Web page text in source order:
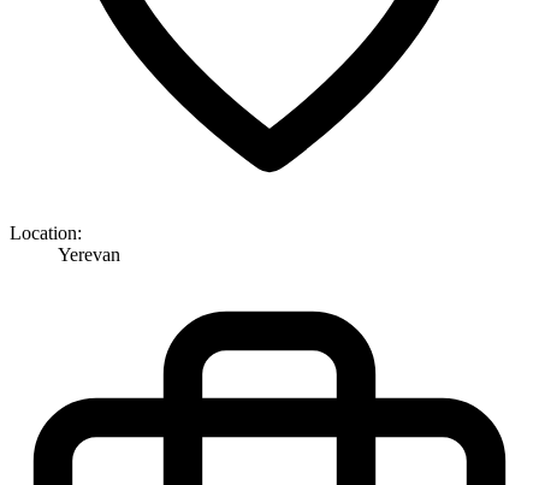
Location:
Yerevan